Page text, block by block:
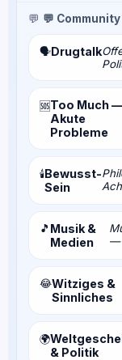
💬 💬
🗣️Drugtalk
🆘Too Much —
Akute
Probleme
🕯️Bewusst-
Sein
🎵 Musik &
Medien
—
😂Witziges &
Sinnliches
🌍
& Politik